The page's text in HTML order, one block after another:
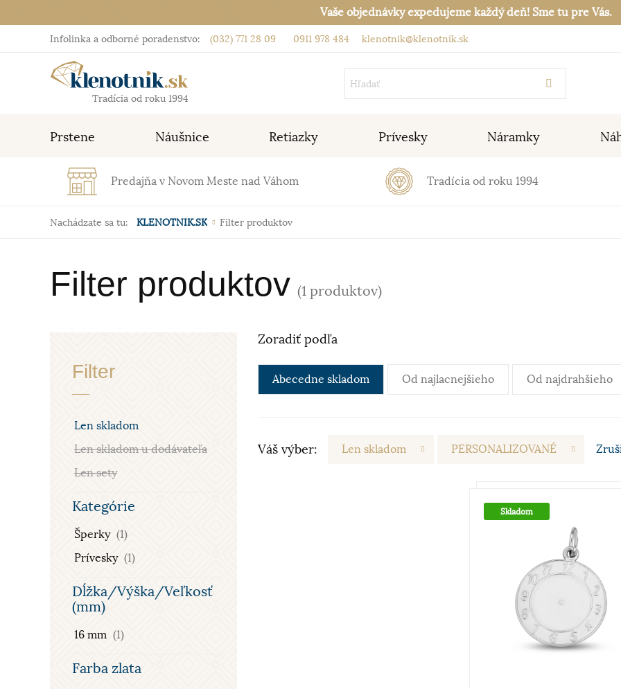
Vaše objednávky expedujeme každý deň! Sme tu pre Vás.
Infolinka a odborné poradenstvo: (032) 771 28 09 0911 978 484 klenotnik@klenotnik.sk
Tradícia od roku 1994
Prstene Náušnice Retiazky Prívesky Náramky
Predajňa v Novom Meste nad Váhom Tradícia od roku 1994
Nachádzate sa tu: KLENOTNIK.SK Filter produktov
Filter produktov (1 produktov)
Filter
Len skladom
Len skladom u dodávateľa
Len sety
Kategórie
Šperky (1)
Prívesky (1)
Dĺžka/Výška/Veľkosť
(mm)
16 mm (1)
Farba zlata
Zoradiť podľa
Abecedne skladom Od najlacnejšieho Od najdrahšieho
Váš výber: Len skladom PERSONALIZOVANÉ
Skladom